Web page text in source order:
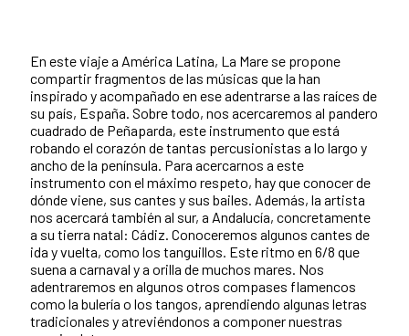
En este viaje a América Latina, La Mare se propone
compartir fragmentos de las músicas que la han
inspirado y acompañado en ese adentrarse a las raíces de
su país, España. Sobre todo, nos acercaremos al pandero
cuadrado de Peñaparda, este instrumento que está
robando el corazón de tantas percusionistas a lo largo y
ancho de la península. Para acercarnos a este
instrumento con el máximo respeto, hay que conocer de
dónde viene, sus cantes y sus bailes. Además, la artista
nos acercará también al sur, a Andalucía, concretamente
a su tierra natal: Cádiz. Conoceremos algunos cantes de
ida y vuelta, como los tanguillos. Este ritmo en 6/8 que
suena a carnaval y a orilla de muchos mares. Nos
adentraremos en algunos otros compases flamencos
como la bulería o los tangos, aprendiendo algunas letras
tradicionales y atreviéndonos a componer nuestras